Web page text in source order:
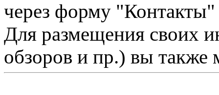
через форму "Контакты"
Для размещения своих
обзоров и пр.) вы также